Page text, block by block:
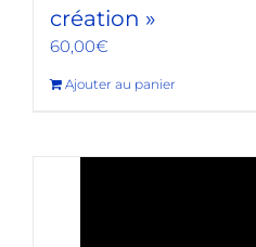
création »
60,00€
Ajouter au panier